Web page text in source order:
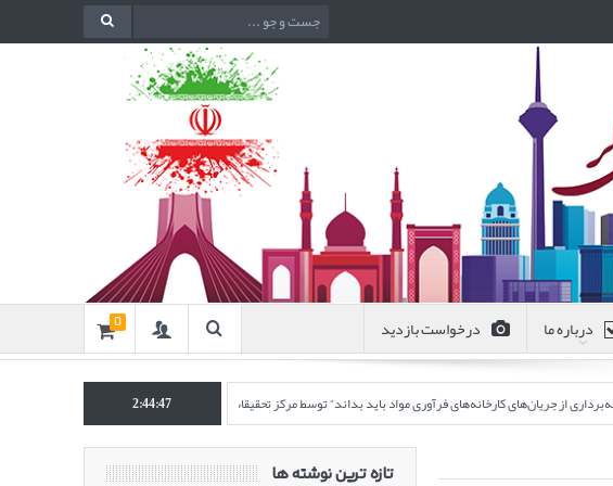
درباره ما درخواست بازدید 0
کارخانه‌های فرآوری مواد باید بداند” توسط مرکز تحقیقات فرآوری مواد کاشی‌گر چهارصد و هشتاد و نهمین2:44:48
تازه ترین نوشته ها